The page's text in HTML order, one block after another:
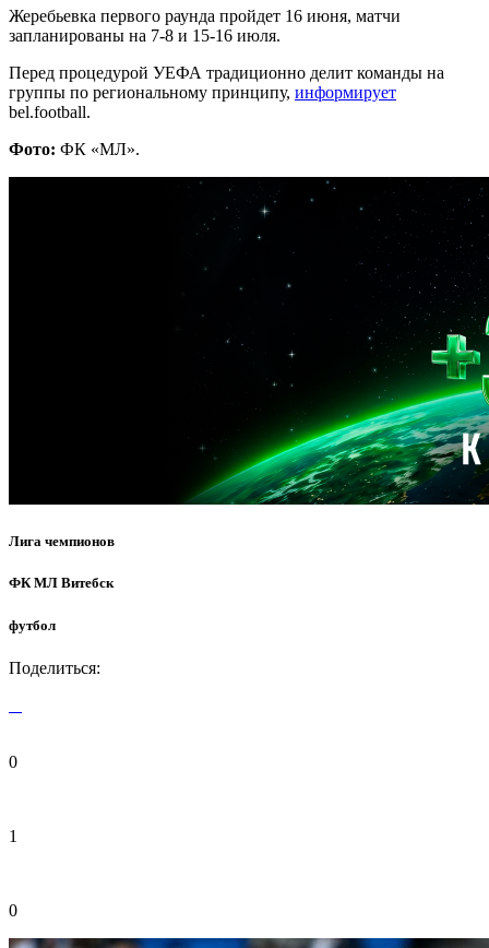
Жеребьевка первого раунда пройдет 16 июня, матчи
запланированы на 7-8 и 15-16 июля.
Перед процедурой УЕФА традиционно делит команды на
группы по региональному принципу, информирует
bel.football.
Фото: ФК «МЛ».
Лига чемпионов
ФК МЛ Витебск
футбол
Поделиться:
0
1
0